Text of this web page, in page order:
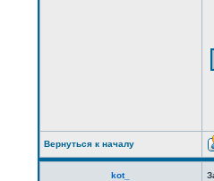
Вернуться к началу
kot_